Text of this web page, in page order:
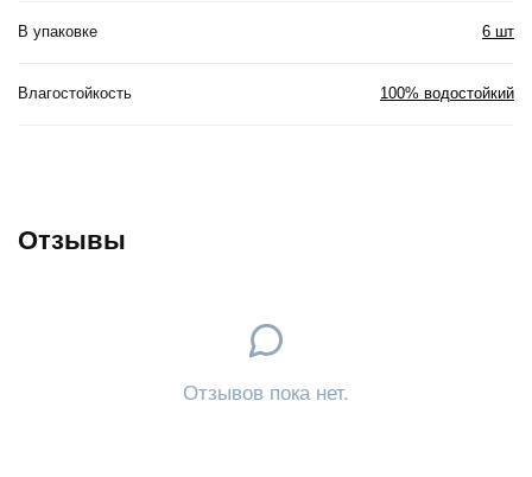
В упаковке 6 шт
Влагостойкость 100% водостойкий
Отзывы
Отзывов пока нет.